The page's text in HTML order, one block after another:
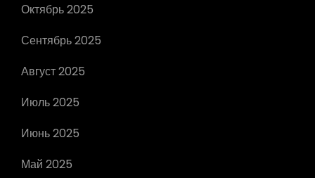
Октябрь 2025
Сентябрь 2025
Август 2025
Июль 2025
Июнь 2025
Май 2025